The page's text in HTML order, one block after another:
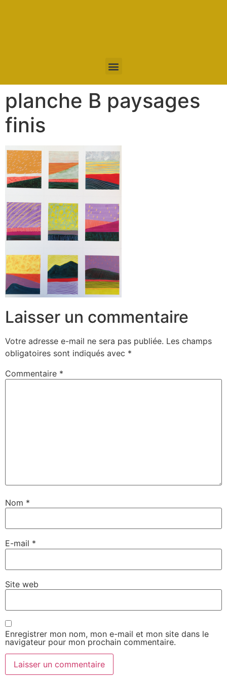
planche B paysages
finis
Laisser un commentaire
Votre adresse e-mail ne sera pas publiée. Les champs
obligatoires sont indiqués avec *
Commentaire *
Nom *
E-mail *
Site web
Enregistrer mon nom, mon e-mail et mon site dans le
navigateur pour mon prochain commentaire.